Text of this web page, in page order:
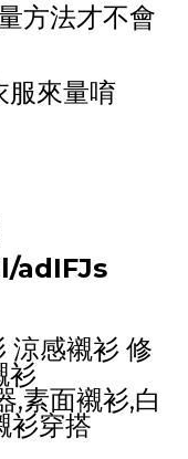
方法才不會
服來量唷
adIFJs
涼感襯衫 修
衫
,素面襯衫,白
衫穿搭